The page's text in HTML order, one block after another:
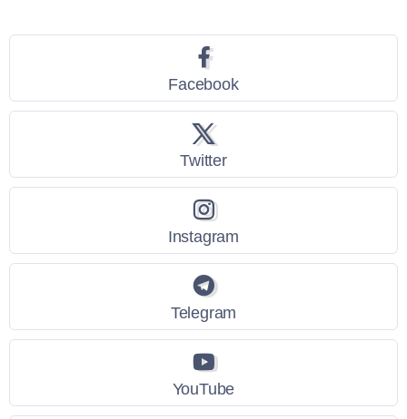
Facebook
Twitter
Instagram
Telegram
YouTube